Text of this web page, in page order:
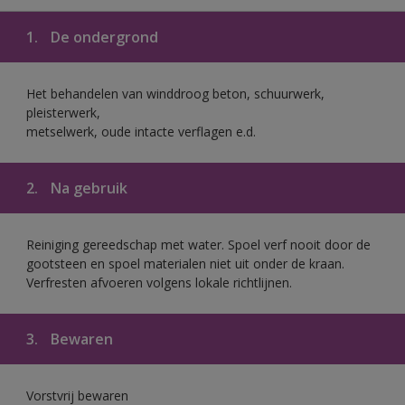
1. De ondergrond
Het behandelen van winddroog beton, schuurwerk,
pleisterwerk,
metselwerk, oude intacte verflagen e.d.
2. Na gebruik
Reiniging gereedschap met water. Spoel verf nooit door de
gootsteen en spoel materialen niet uit onder de kraan.
Verfresten afvoeren volgens lokale richtlijnen.
3. Bewaren
Vorstvrij bewaren